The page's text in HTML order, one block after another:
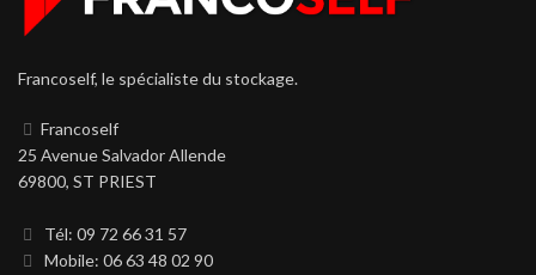
Francoself, le spécialiste du stockage.
Francoself
25 Avenue Salvador Allende
69800, ST PRIEST
Tél: 09 72 66 31 57
Mobile: 06 63 48 02 90